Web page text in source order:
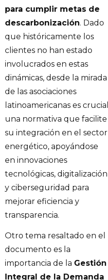
para cumplir metas de
descarbonización. Dado
que históricamente los
clientes no han estado
involucrados en estas
dinámicas, desde la mirada
de las asociaciones
latinoamericanas es crucial
una normativa que facilite
su integración en el sector
energético, apoyándose
en innovaciones
tecnológicas, digitalización
y ciberseguridad para
mejorar eficiencia y
transparencia.
Otro tema resaltado en el
documento es la
importancia de la Gestión
Integral de la Demanda